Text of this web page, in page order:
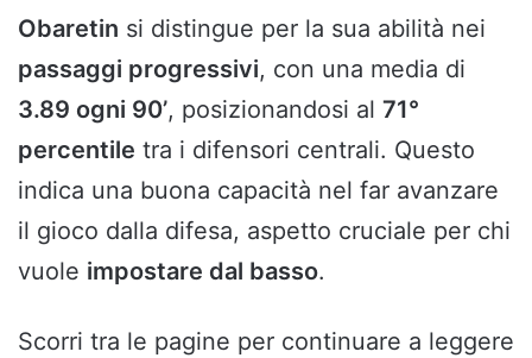
Obaretin si distingue per la sua abilità nei
passaggi progressivi, con una media di
3.89 ogni 90’, posizionandosi al 71°
percentile tra i difensori centrali. Questo
indica una buona capacità nel far avanzare
il gioco dalla difesa, aspetto cruciale per chi
vuole impostare dal basso.
Scorri tra le pagine per continuare a leggere